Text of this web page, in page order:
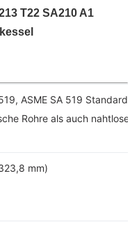
T22 SA210 A1
ASME SA 519
Rohre als auch nahtlose
mm)